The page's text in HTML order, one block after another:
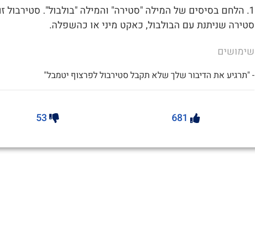
1. הלחם בסיסים של המילה "סטירה" והמילה "בולבול". סטירבול
סטירה שניתנת עם הבולבול, כאקט מיני או כהשפלה.
שימושים
- "תרגיע את הדיבור שלך שלא תקבל סטירבול לפרצוף יטמבל"
681
53